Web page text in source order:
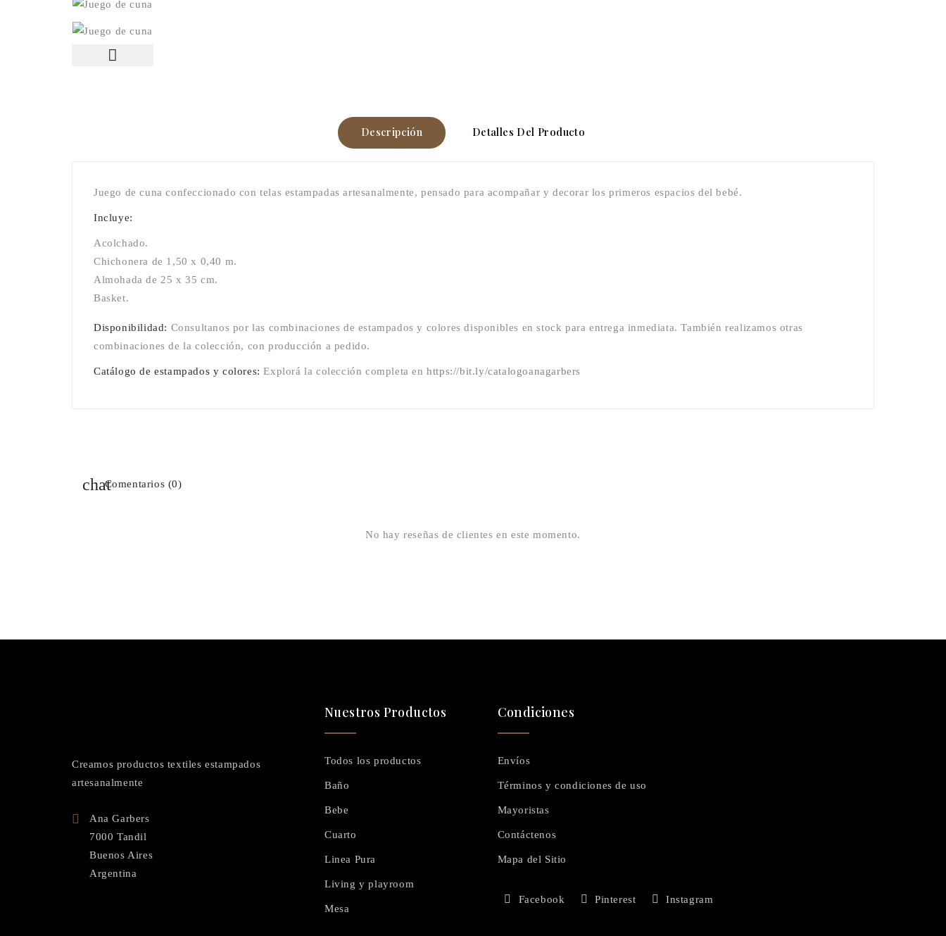
Descripción Detalles Del Producto
Juego de cuna confeccionado con telas estampadas artesanalmente, pensado para acompañar y decorar los primeros espacios del bebé.
Incluye:
Acolchado.
Chichonera de 1,50 x 0,40 m.
Almohada de 25 x 35 cm.
Basket.
Disponibilidad: Consultanos por las combinaciones de estampados y colores disponibles en stock para entrega inmediata. También realizamos otras
combinaciones de la colección, con producción a pedido.
Catálogo de estampados y colores: Explorá la colección completa enhttps://bit.ly/catalogoanagarbers
Comentarios (0)
No hay reseñas de clientes en este momento.
Creamos productos textiles estampados
artesanalmente
Ana Garbers
7000 Tandil
Buenos Aires
Argentina
Nuestros Productos
Todos los productos
Baño
Bebe
Cuarto
Linea Pura
Living y playroom
Mesa
Condiciones
Envíos
Términos y condiciones de uso
Mayoristas
Contáctenos
Mapa del Sitio
Facebook Pinterest Instagram